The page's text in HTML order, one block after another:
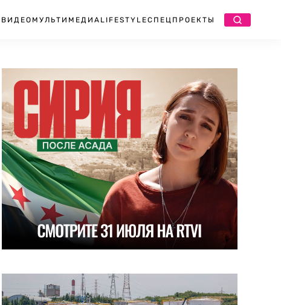
ВИДЕО МУЛЬТИМЕДИА LIFESTYLEСПЕЦПРОЕКТЫ